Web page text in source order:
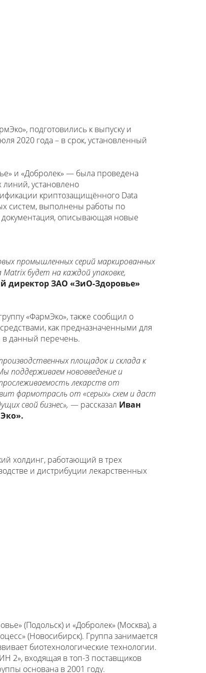
подготовились к выпуску и
2020 года – в срок, установленный
и «Добролек» — была проведена
установлено
криптозащищённого Data
систем, выполнены работы по
описывающая новые
промышленных серий маркированных
будет на каждой упаковке,
директор ЗАО «ЗиО-Здоровье»
«ФармЭко», также сообщил о
как предназначенными для
в данный перечень.
площадок и склада к
поддерживаем нововведение и
лекарств от
фармотрасль от «серых» схем и даст
свой бизнес», — рассказал Иван
холдинг, работающий в трех
и дистрибуции лекарственных
(Подольск) и «Добролек» (Москва), а
(Новосибирск). Группа занимается
биотехнологические технологии.
2», входящая в топ-3 поставщиков
основана в 2001 году.